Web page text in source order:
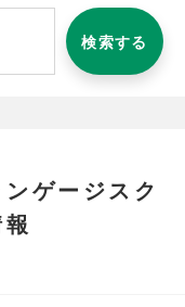
検索する
ゲージスク